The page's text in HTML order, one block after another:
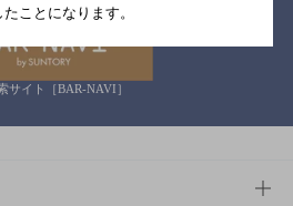
サイト［BAR-NAVI］
ことになります。